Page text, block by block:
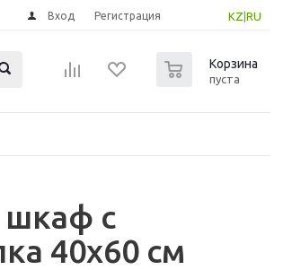
KZ RU
Вход Регистрация
Корзина
пуста
шкаф с
40x60 см